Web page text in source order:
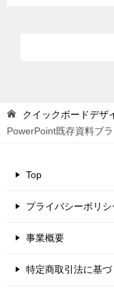
クイックボードデザ
PowerPoint既存資料ブ
Top
プライバシーポリシ
事業概要
特定商取引法に基